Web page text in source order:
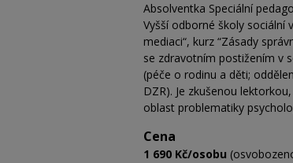
Absolventka Speciální
Vyšší odborné školy sociální
mediaci“, kurz “Zásady
se zdravotním postižením v
(péče o rodinu a děti;
DZR). Je zkušenou
oblast problematiky
Cena
1 690 Kč/osobu